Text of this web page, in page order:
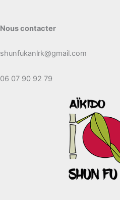
Nous contacter
shunfukanlrk@gmail.com
06 07 90 92 79